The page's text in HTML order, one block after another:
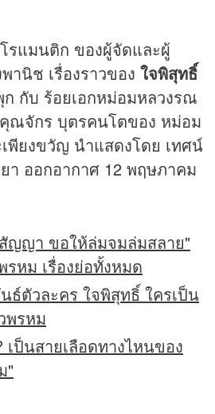
รแมนติก ของผู้จัดและผู้
านิช เรื่องราวของ ใจพิสุทธิ์
กับ ร้อยเอกหม่อมหลวงรณ
ณจักร บุตรคนโตของ หม่อม
พียงขวัญ นำแสดงโดย เทศน์
า ออกอากาศ 12 พฤษภาคม
ญญา ขอให้ล่มจมล่มสลาย"
รหม เรื่องย่อทั้งหมด
ธ์ตัวละคร ใจพิสุทธิ์ ใครเป็น
พรหม
ป็นสายเลือดทางไหนของ
"